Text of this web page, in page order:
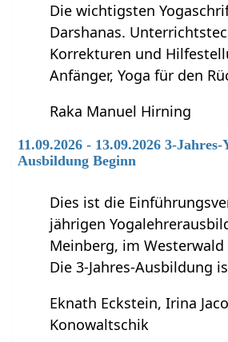
Die wichtigsten
Darshanas.
Korrekturen und
Anfänger, Yoga für den
Raka Manuel Hirning
11.09.2026 - 13.09.2026 3-
Ausbildung Beginn
Dies ist die
jährigen
Meinberg, im
Die 3-Jahres-Ausbildung
Eknath Eckstein, Irina
Konowaltschik